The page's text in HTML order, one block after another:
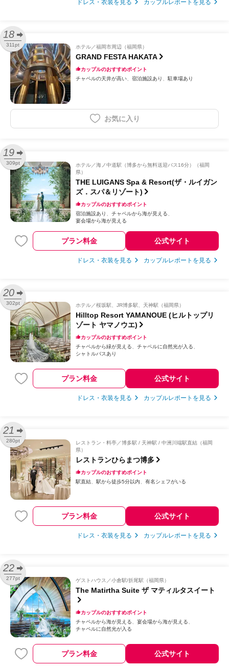
ドレス・衣装を見る カップルレポートを見る
18
311pt ホテル 福岡市周辺（福岡県）
GRAND FESTA HAKATA
カップルのおすすめポイント
チャペルの天井が高い
宿泊施設あり 駐車場あり
お気に入り
19
309pt ホテル
海ノ中道駅（博多から無料送迎バス16分）（福岡
県）
THE LUIGANS Spa & Resort(ザ・ルイガン
ズ．スパ＆リゾート)
カップルのおすすめポイント
宿泊施設あり
チャペルから海が見える
宴会場から海が見える
プラン料金 公式サイト
ドレス・衣装を見る カップルレポートを見る
20
302pt ホテル 桜坂駅、JR博多駅、天神駅（福岡県）
Hilltop Resort YAMANOUE (ヒルトップリ
ゾート ヤマノウエ)
カップルのおすすめポイント
チャペルから緑が見える
チャペルに自然光が入る
シャトルバスあり
プラン料金 公式サイト
ドレス・衣装を見る カップルレポートを見る
21
280pt レストラン・料亭
博多駅 / 天神駅 / 中洲川端駅直結（福岡
県）
レストランひらまつ博多
カップルのおすすめポイント
駅直結
駅から徒歩5分以内 有名シェフがいる
プラン料金 公式サイト
ドレス・衣装を見る カップルレポートを見る
22
277pt ゲストハウス 小倉駅/折尾駅（福岡県）
The Matirtha Suite ザ マティルタスイート
カップルのおすすめポイント
チャペルから海が見える
宴会場から海が見える
チャペルに自然光が入る
プラン料金 公式サイト